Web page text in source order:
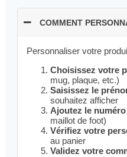
COMMENT
Personnaliser votre
Choisissez votre
mug, plaque, etc.)
Saisissez le
souhaitez afficher
Ajoutez le numéro
maillot de foot)
Vérifiez votre
au panier
Validez votre